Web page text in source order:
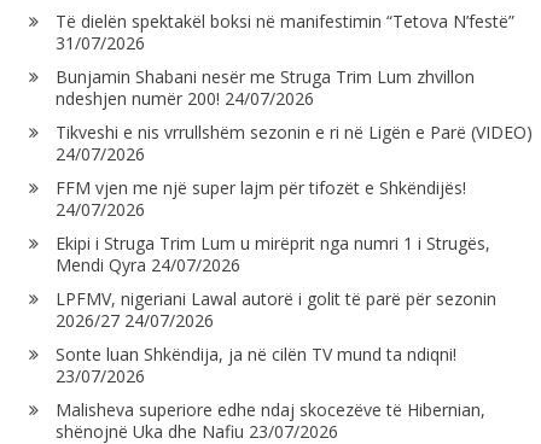
Të dielën spektakël boksi në manifestimin “Tetova N’festë”
31/07/2026
Bunjamin Shabani nesër me Struga Trim Lum zhvillon
ndeshjen numër 200! 24/07/2026
Tikveshi e nis vrrullshëm sezonin e ri në Ligën e Parë (VIDEO)
24/07/2026
FFM vjen me një super lajm për tifozët e Shkëndijës!
24/07/2026
Ekipi i Struga Trim Lum u mirëprit nga numri 1 i Strugës,
Mendi Qyra 24/07/2026
LPFMV, nigeriani Lawal autorë i golit të parë për sezonin
2026/27 24/07/2026
Sonte luan Shkëndija, ja në cilën TV mund ta ndiqni!
23/07/2026
Malisheva superiore edhe ndaj skocezëve të Hibernian,
shënojnë Uka dhe Nafiu 23/07/2026